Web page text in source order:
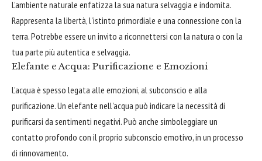
L'ambiente naturale enfatizza la sua natura selvaggia e indomita.
Rappresenta la libertà, l'istinto primordiale e una connessione con la
terra. Potrebbe essere un invito a riconnettersi con la natura o con la
tua parte più autentica e selvaggia.
Elefante e Acqua: Purificazione e Emozioni
L'acqua è spesso legata alle emozioni, al subconscio e alla
purificazione. Un elefante nell'acqua può indicare la necessità di
purificarsi da sentimenti negativi. Può anche simboleggiare un
contatto profondo con il proprio subconscio emotivo, in un processo
di rinnovamento.